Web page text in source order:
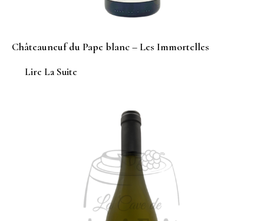
Châteauneuf du Pape blanc – Les Immortelles
Lire La Suite